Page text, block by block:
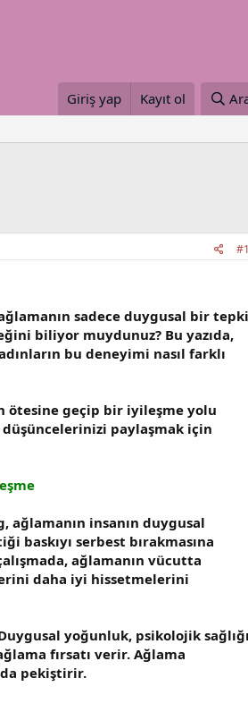
Giriş yap Kayıt ol
#1
sadece duygusal bir tepki
biliyor muydunuz? Bu yazıda,
bu deneyimi nasıl farklı
ötesine geçip bir iyileşme yolu
düşüncelerinizi paylaşmak için
ağlamanın insanın duygusal
baskıyı serbest bırakmasına
ağlamanın vücutta
daha iyi hissetmelerini
yoğunluk, psikolojik sağlığı
fırsatı verir. Ağlama
da pekiştirir.